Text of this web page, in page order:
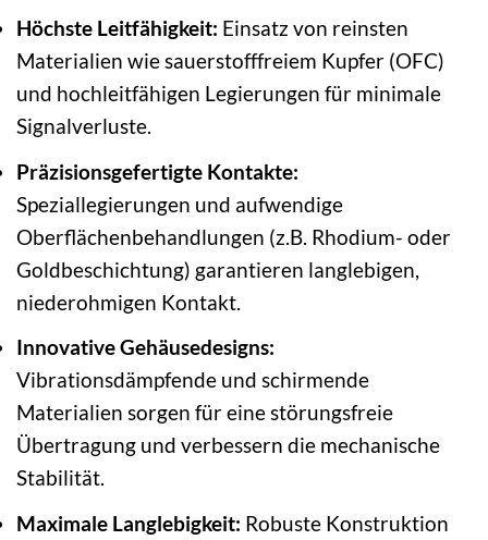
Höchste Leitfähigkeit: Einsatz von reinsten
Materialien wie sauerstofffreiem Kupfer (OFC)
und hochleitfähigen Legierungen für minimale
Signalverluste.
Präzisionsgefertigte Kontakte:
Speziallegierungen und aufwendige
Oberflächenbehandlungen (z.B. Rhodium- oder
Goldbeschichtung) garantieren langlebigen,
niederohmigen Kontakt.
Innovative Gehäusedesigns:
Vibrationsdämpfende und schirmende
Materialien sorgen für eine störungsfreie
Übertragung und verbessern die mechanische
Stabilität.
Maximale Langlebigkeit: Robuste Konstruktion